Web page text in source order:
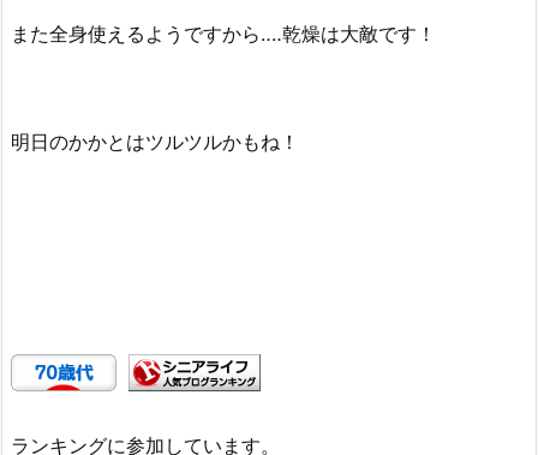
また全身使えるようですから‥‥乾燥は大敵です！
明日のかかとはツルツルかもね！
ランキングに参加しています。